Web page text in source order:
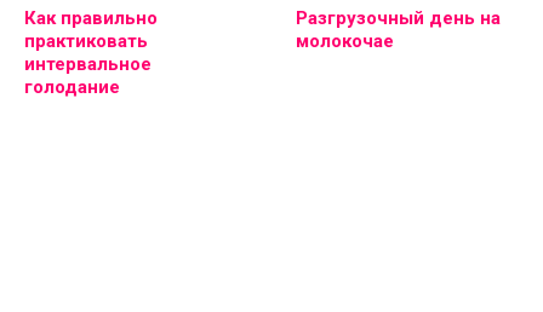
Как правильно
практиковать
интервальное
голодание
Разгрузочный день на
молокочае